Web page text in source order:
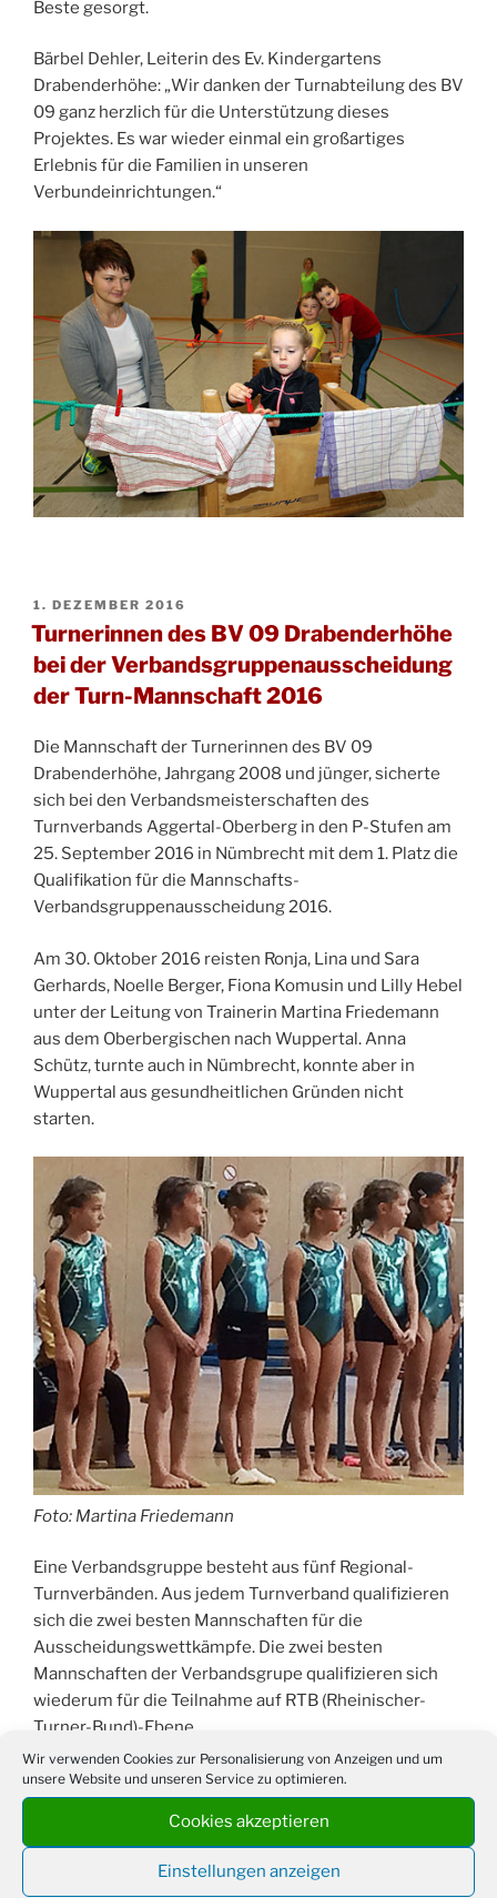
Wir verwenden Cookies zur Personalisierung von Anzeigen und um
unsere Website und unseren Service zu optimieren.
Cookies akzeptieren
Einstellungen anzeigen
Beste gesorgt.
Bärbel Dehler, Leiterin des Ev. Kindergartens
Drabenderhöhe: „Wir danken der Turnabteilung des BV
09 ganz herzlich für die Unterstützung dieses
Projektes. Es war wieder einmal ein großartiges
Erlebnis für die Familien in unseren
Verbundeinrichtungen.“
VERÖFFENTLICHT
AM
1. DEZEMBER 2016
Turnerinnen des BV 09 Drabenderhöhe
bei der Verbandsgruppenausscheidung
der Turn-Mannschaft 2016
Die Mannschaft der Turnerinnen des BV 09
Drabenderhöhe, Jahrgang 2008 und jünger, sicherte
sich bei den Verbandsmeisterschaften des
Turnverbands Aggertal-Oberberg in den P-Stufen am
25. September 2016 in Nümbrecht mit dem 1. Platz die
Qualifikation für die Mannschafts-
Verbandsgruppenausscheidung 2016.
Am 30. Oktober 2016 reisten Ronja, Lina und Sara
Gerhards, Noelle Berger, Fiona Komusin und Lilly Hebel
unter der Leitung von Trainerin Martina Friedemann
aus dem Oberbergischen nach Wuppertal. Anna
Schütz, turnte auch in Nümbrecht, konnte aber in
Wuppertal aus gesundheitlichen Gründen nicht
starten.
Foto: Martina Friedemann
Eine Verbandsgruppe besteht aus fünf Regional-
Turnverbänden. Aus jedem Turnverband qualifizieren
sich die zwei besten Mannschaften für die
Ausscheidungswettkämpfe. Die zwei besten
Mannschaften der Verbandsgrupe qualifizieren sich
wiederum für die Teilnahme auf RTB (Rheinischer-
Turner-Bund)-Ebene.
Die Turnerinnen zeigten ihre Übungen am Boden, dem
Boden und beim Sprung konnten die Turnerinnen
punkten. Mit insgesamt 162,50 Punkten erreichten sie
einen 6. Platz (von 10 Mannschaften).